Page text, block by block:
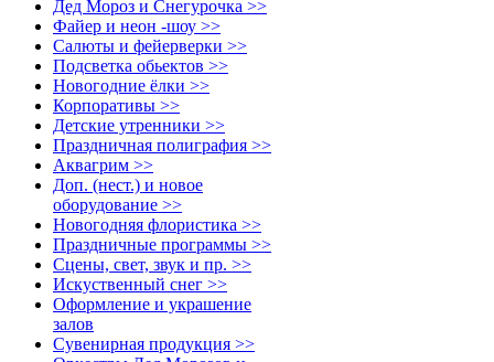
Дед Мороз и Снегурочка >>
Файер и неон -шоу >>
Салюты и фейерверки >>
Подсветка обьектов >>
Новогодние ёлки >>
Корпоративы >>
Детские утренники >>
Праздничная полиграфия >>
Аквагрим >>
Доп. (нест.) и новое
оборудование >>
Новогодняя флористика >>
Праздничные программы >>
Сцены, свет, звук и пр. >>
Искуственный снег >>
Оформление и украшение
залов
Сувенирная продукция >>